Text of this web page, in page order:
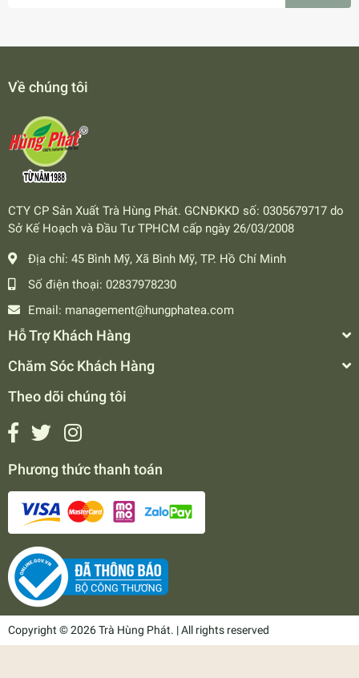
Về chúng tôi
CTY CP Sản Xuất Trà Hùng Phát. GCNĐKKD số: 0305679717 do
Sở Kế Hoạch và Đầu Tư TPHCM cấp ngày 26/03/2008
Địa chỉ: 45 Bình Mỹ, Xã Bình Mỹ, TP. Hồ Chí Minh
Số điện thoại: 02837978230
Email: management@hungphatea.com
Hỗ Trợ Khách Hàng
Chăm Sóc Khách Hàng
Theo dõi chúng tôi
Phương thức thanh toán
Copyright © 2026 Trà Hùng Phát. | All rights reserved